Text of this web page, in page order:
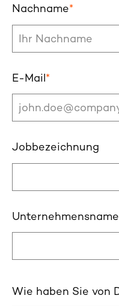
Nachname*
E-Mail *
Jobbezeichnung
Unternehmensname
Wie haben Sie von